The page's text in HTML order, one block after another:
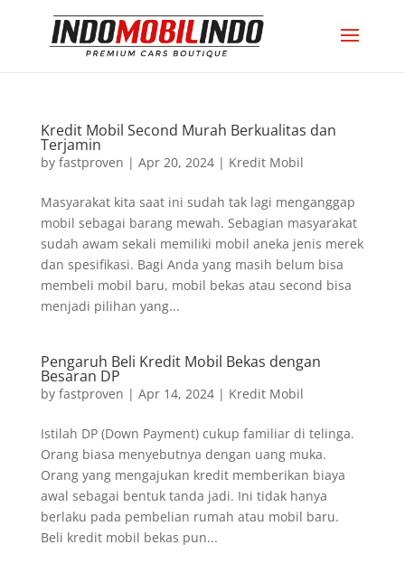
Kredit Mobil Second Murah Berkualitas dan
Terjamin
by fastproven | Apr 20, 2024| Kredit Mobil
Masyarakat kita saat ini sudah tak lagi menganggap
mobil sebagai barang mewah. Sebagian masyarakat
sudah awam sekali memiliki mobil aneka jenis merek
dan spesifikasi. Bagi Anda yang masih belum bisa
membeli mobil baru, mobil bekas atau second bisa
menjadi pilihan yang...
Pengaruh Beli Kredit Mobil Bekas dengan
Besaran DP
by fastproven | Apr 14, 2024| Kredit Mobil
Istilah DP (Down Payment) cukup familiar di telinga.
Orang biasa menyebutnya dengan uang muka.
Orang yang mengajukan kredit memberikan biaya
awal sebagai bentuk tanda jadi. Ini tidak hanya
berlaku pada pembelian rumah atau mobil baru.
Beli kredit mobil bekas pun...